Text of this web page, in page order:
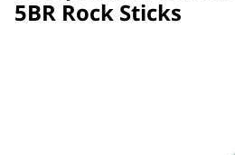
5BR Rock Sticks